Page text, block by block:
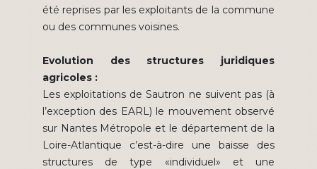
été reprises par les exploitants de la commune
ou des communes voisines.
Evolution des structures juridiques
agricoles :
Les exploitations de Sautron ne suivent pas (à
l’exception des EARL) le mouvement observé
sur Nantes Métropole et le département de la
Loire-Atlantique c’est-à-dire une baisse des
structures de type «individuel» et une